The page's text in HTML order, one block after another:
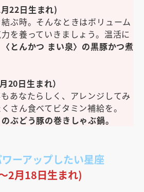
22日生まれ)
ぶ時。そんなときはボリューム
を養っていきましょう。温活に
〈とんかつ まい泉〉の黒豚かつ煮
20日生まれ）
あなたらしく、アレンジしてみ
さん食べてビタミン補給を。
ぶどう豚の巻きしゃぶ鍋。
ーアップしたい星座
2月18日生まれ)